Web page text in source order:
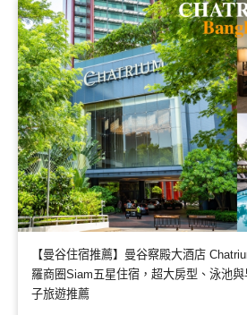
【曼谷住宿推薦】曼谷察殿大酒店
羅商圈Siam五星住宿，超大房型、泳池
子旅遊推薦